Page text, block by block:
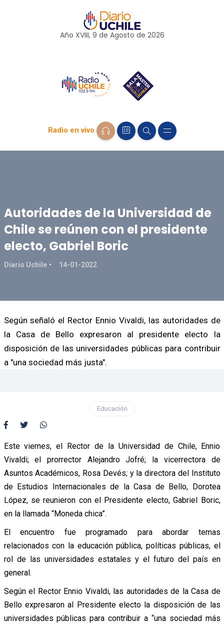
Año XVIII, 9 de Agosto de 2026
Radio en vivo
Autoridades de la Universidad de
Chile se reúnen con el presidente
electo, Gabriel Boric
Diario Uchile 14-01-2022
Según señaló el Rector Ennio Vivaldi, las autoridades de
la Casa de Bello expresaron al presidente electo la
disposición de las universidades públicas para contribuir
a "una sociedad más justa".
Educación
Este viernes, el Rector de la Universidad de Chile, Ennio
Vivaldi; el prorrector Alejandro Jofré; la vicerrectora de
Asuntos Académicos, Rosa Devés; y la directora del Instituto
de Estudios Internacionales de la Casa de Bello, Dorotea
López, se reunieron con el Presidente electo, Gabriel Boric,
en la llamada “Moneda chica”.
El encuentro fue programado para abordar temas
relacionados con la educación pública, políticas públicas, el
rol de las universidades estatales y el futuro del país en
general.
Según el Rector Ennio Vivaldi, las autoridades de la Casa de
Bello expresaron al Presidente electo la disposición de las
universidades públicas para contribuir a “una sociedad más